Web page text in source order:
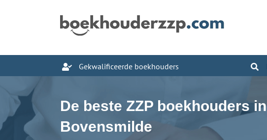
Gekwalificeerde boekhouders
De beste ZZP boekhouders in
Bovensmilde